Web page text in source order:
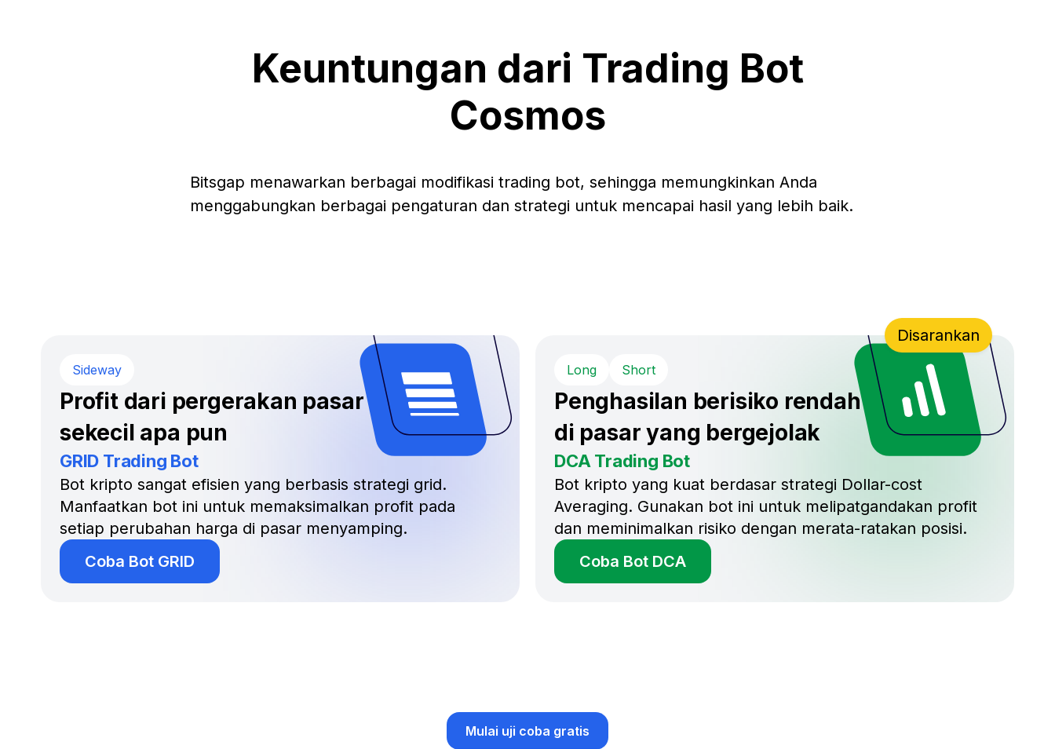
Keuntungan dari Trading Bot
Cosmos
Bitsgap menawarkan berbagai modifikasi trading bot, sehingga memungkinkan Anda
menggabungkan berbagai pengaturan dan strategi untuk mencapai hasil yang lebih baik.
Sideway
Profit dari pergerakan pasar
sekecil apa pun
GRID Trading Bot
Bot kripto sangat efisien yang berbasis strategi grid.
Manfaatkan bot ini untuk memaksimalkan profit pada
setiap perubahan harga di pasar menyamping.
Coba Bot GRID
Long Short
Penghasilan berisiko rendah
di pasar yang bergejolak
DCA Trading Bot
Bot kripto yang kuat berdasar strategi Dollar-cost
Averaging. Gunakan bot ini untuk melipatgandakan profit
dan meminimalkan risiko dengan merata-ratakan posisi.
Coba Bot DCA
Disarankan
Mulai uji coba gratis